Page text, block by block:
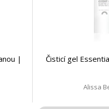
|
Čisticí gel
Alissa